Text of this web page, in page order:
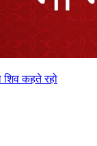
शिव कहते रहो